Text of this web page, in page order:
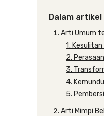
Dalam artikel
Arti Umum
1.
2.
3.
4.
5.
Arti Mimpi